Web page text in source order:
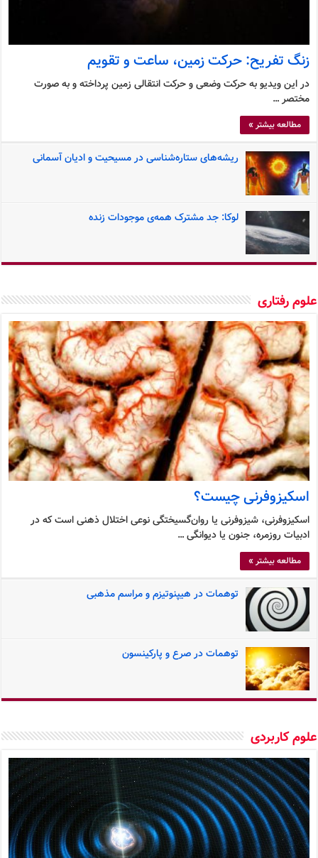
زنگ تفریح: حرکت زمین، ساعت و تقویم
در این ویدیو به حرکت وضعی و حرکت انتقالی زمین پرداخته و به صورت
مختصر …
مطالعه بیشتر »
ریشه‌های ستاره‌شناسی در مسیحیت و ادیان آسمانی
لوکا: جد مشترک همه‌ی موجودات زنده
رفتاری
اسکیزوفرنی چیست؟
اسکیزوفرنی، شیزوفرنی یا روان‌گسیختگی نوعی اختلال ذهنی است که در
ادبیات روزمره، جنون یا دیوانگی …
مطالعه بیشتر »
توهمات در هیپنوتیزم و مراسم مذهبی
توهمات در صرع و پارکینسون
کاربردی